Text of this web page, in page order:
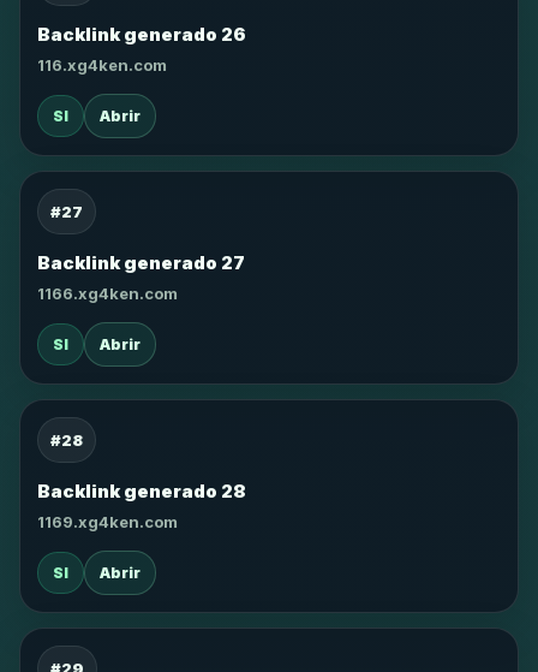
Backlink generado 26
116.xg4ken.com
SI Abrir
#27
Backlink generado 27
1166.xg4ken.com
SI Abrir
#28
Backlink generado 28
1169.xg4ken.com
SI Abrir